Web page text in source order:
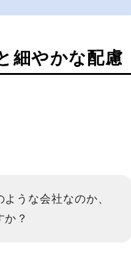
細やかな配慮
うな会社なのか、
？